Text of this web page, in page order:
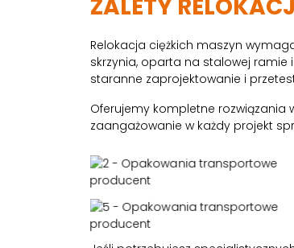
ZALETY
Relokacja ciężkich maszyn
skrzynia, oparta na stalowej ramie
staranne zaprojektowanie i
Oferujemy kompletne rozwiązania
zaangażowanie w każdy projekt